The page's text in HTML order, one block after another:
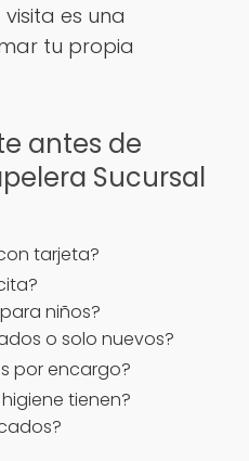
es una
tu propia
antes de
Sucursal
tarjeta?
niños?
o solo nuevos?
por encargo?
tienen?